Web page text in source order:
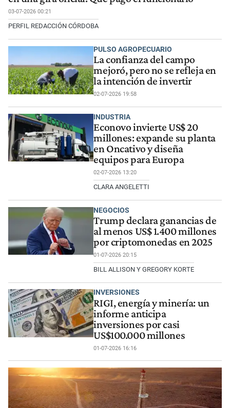
03-07-2026 00:21
PERFIL REDACCIÓN CÓRDOBA
PULSO AGROPECUARIO
La confianza del campo
mejoró, pero no se refleja en
la intención de invertir
02-07-2026 19:58
INDUSTRIA
Econovo invierte US$ 20
millones: expande su planta
en Oncativo y diseña
equipos para Europa
02-07-2026 13:20
CLARA ANGELETTI
NEGOCIOS
Trump declara ganancias de
al menos US$ 1.400 millones
por criptomonedas en 2025
01-07-2026 20:15
BILL ALLISON Y GREGORY KORTE
INVERSIONES
RIGI, energía y minería: un
informe anticipa
inversiones por casi
US$100.000 millones
01-07-2026 16:16